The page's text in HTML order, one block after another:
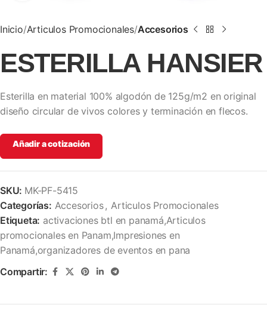
Inicio Articulos Promocionales Accesorios
ESTERILLA HANSIER
Esterilla en material 100% algodón de 125g/m2 en original
diseño circular de vivos colores y terminación en flecos.
Añadir a cotización
SKU: MK-PF-5415
Categorías: Accesorios , Articulos Promocionales
Etiqueta: activaciones btl en panamá,Articulos
promocionales en Panam,Impresiones en
Panamá,organizadores de eventos en pana
Compartir: